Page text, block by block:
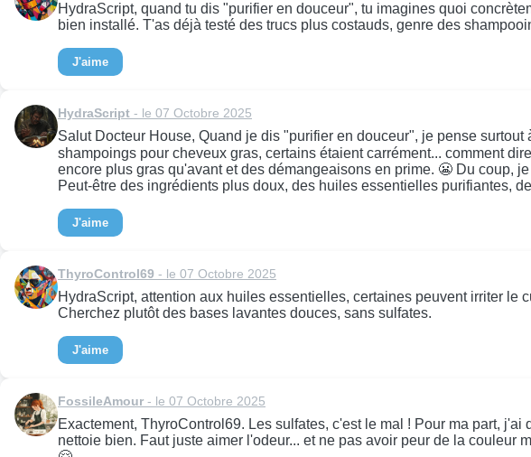
HydraScript, quand tu dis "purifier en douceur", tu imagines quoi
bien installé. T'as déjà testé des trucs plus costauds, genre des
J'aime
HydraScript - le 07 Octobre 2025
Salut Docteur House, Quand je dis "purifier en douceur", je pense
shampoings pour cheveux gras, certains étaient carrément... comment
encore plus gras qu'avant et des démangeaisons en prime. 😬 Du coup,
Peut-être des ingrédients plus doux, des huiles essentielles purifiantes,
J'aime
ThyroControl69 - le 07 Octobre 2025
HydraScript, attention aux huiles essentielles, certaines peuvent irriter
Cherchez plutôt des bases lavantes douces, sans sulfates.
J'aime
FossileAmour - le 07 Octobre 2025
Exactement, ThyroControl69. Les sulfates, c'est le mal ! Pour ma part,
nettoie bien. Faut juste aimer l'odeur... et ne pas avoir peur de la